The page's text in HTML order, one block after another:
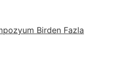
Birden Fazla